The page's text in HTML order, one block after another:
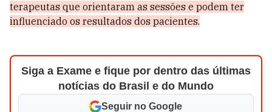
terapeutas que orientaram as sessões e podem ter
influenciado os resultados dos pacientes.
Siga a Exame e fique por dentro das últimas
notícias do Brasil e do Mundo
Seguir no Google